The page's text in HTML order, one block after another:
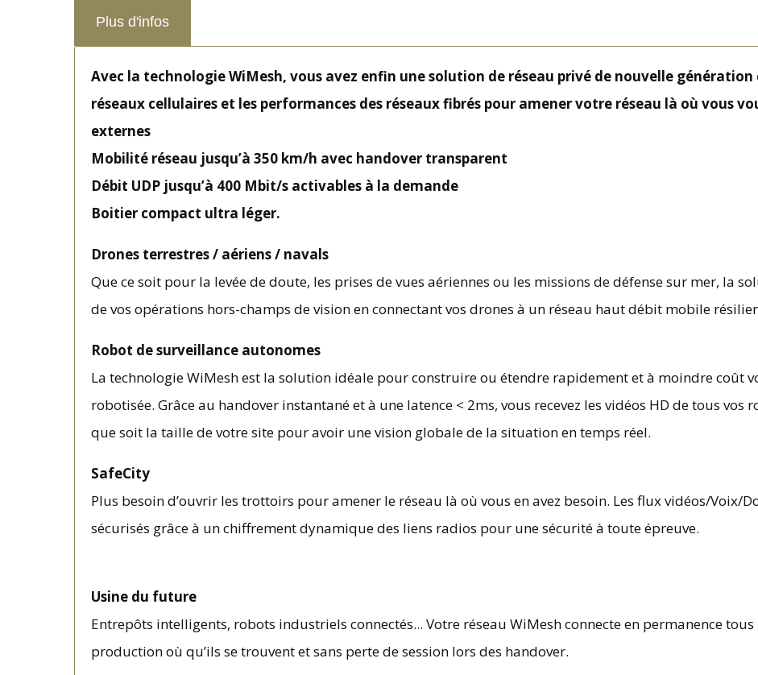
Plus d'infos
Avec la technologie WiMesh, vous avez enfin une solution de réseau privé de nouvelle
réseaux cellulaires et les performances des réseaux fibrés pour amener votre réseau là où vous
externes
Mobilité réseau jusqu’à 350 km/h avec handover transparent
Débit UDP jusqu’à 400 Mbit/s activables à la demande
Boitier compact ultra léger.
Drones terrestres / aériens / navals
Que ce soit pour la levée de doute, les prises de vues aériennes ou les missions de défense sur mer, la
de vos opérations hors-champs de vision en connectant vos drones à un réseau haut débit mobile
Robot de surveillance autonomes
La technologie WiMesh est la solution idéale pour construire ou étendre rapidement et à moindre coût
robotisée. Grâce au handover instantané et à une latence < 2ms, vous recevez les vidéos HD de tous
que soit la taille de votre site pour avoir une vision globale de la situation en temps réel.
SafeCity
Plus besoin d’ouvrir les trottoirs pour amener le réseau là où vous en avez besoin. Les flux vidéos/Voix/
sécurisés grâce à un chiffrement dynamique des liens radios pour une sécurité à toute épreuve.
Usine du future
Entrepôts intelligents, robots industriels connectés... Votre réseau WiMesh connecte en permanence
production où qu’ils se trouvent et sans perte de session lors des handover.